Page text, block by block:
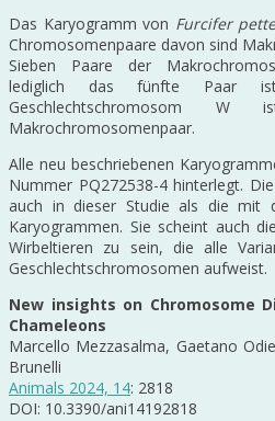
Das Karyogramm von Furcifer
Chromosomenpaare davon sind
Sieben Paare der
lediglich das fünfte Paar ist
Geschlechtschromosom
Makrochromosomenpaar.
Alle neu beschriebenen
Nummer PQ272538-4 hinterlegt.
auch in dieser Studie als die mit
Karyogrammen. Sie scheint auch
Wirbeltieren zu sein, die alle
Geschlechtschromosomen aufweist.
New insights on Chromosome
Chameleons
Marcello Mezzasalma, Gaetano
Brunelli
Animals 2024, 14: 2818
DOI: 10.3390/ani14192818